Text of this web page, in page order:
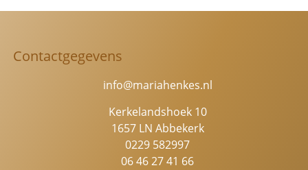
Contactgegevens
info@mariahenkes.nl
Kerkelandshoek 10
1657 LN Abbekerk
0229 582997
06 46 27 41 66